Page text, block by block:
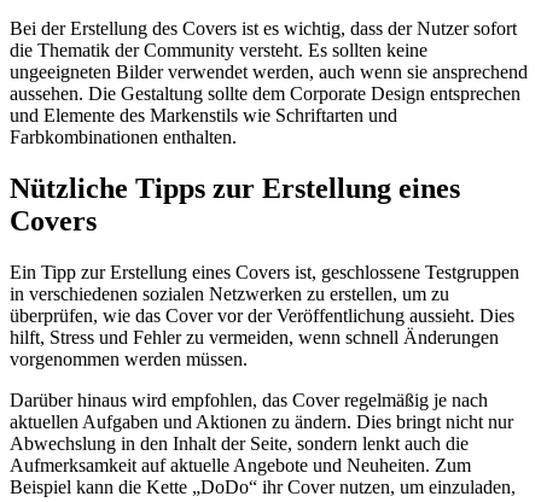
Bei der Erstellung des Covers ist es wichtig, dass der Nutzer sofort
die Thematik der Community versteht. Es sollten keine
ungeeigneten Bilder verwendet werden, auch wenn sie ansprechend
aussehen. Die Gestaltung sollte dem Corporate Design entsprechen
und Elemente des Markenstils wie Schriftarten und
Farbkombinationen enthalten.
Nützliche Tipps zur Erstellung eines
Covers
Ein Tipp zur Erstellung eines Covers ist, geschlossene Testgruppen
in verschiedenen sozialen Netzwerken zu erstellen, um zu
überprüfen, wie das Cover vor der Veröffentlichung aussieht. Dies
hilft, Stress und Fehler zu vermeiden, wenn schnell Änderungen
vorgenommen werden müssen.
Darüber hinaus wird empfohlen, das Cover regelmäßig je nach
aktuellen Aufgaben und Aktionen zu ändern. Dies bringt nicht nur
Abwechslung in den Inhalt der Seite, sondern lenkt auch die
Aufmerksamkeit auf aktuelle Angebote und Neuheiten. Zum
Beispiel kann die Kette „DoDo“ ihr Cover nutzen, um einzuladen,